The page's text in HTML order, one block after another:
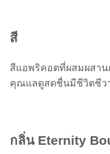
สี
สีแอพริคอตที่ผสมผสา
คุณแลดูสดชื่นมีชีวิตชีว
กลิ่น Eternity